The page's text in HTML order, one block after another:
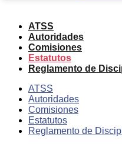
ATSS
Autoridades
Comisiones
Estatutos
Reglamento de
ATSS
Autoridades
Comisiones
Estatutos
Reglamento de